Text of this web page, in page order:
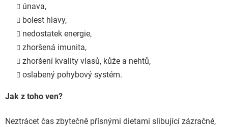
únava,
bolest hlavy,
nedostatek energie,
zhoršená imunita,
zhoršení kvality vlasů, kůže a nehtů,
oslabený pohybový systém.
Jak z toho ven?
Neztrácet čas zbytečně přísnými dietami slibující zázračné,